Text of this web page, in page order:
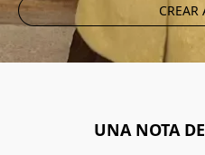
CREAR
UNA NOTA